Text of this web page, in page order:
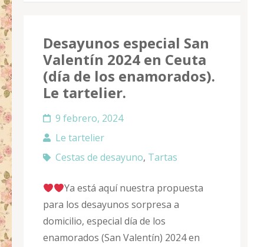
Desayunos especial San
Valentín 2024 en Ceuta
(día de los enamorados).
Le tartelier.
9 febrero, 2024
Le tartelier
Cestas de desayuno, Tartas
Ya está aquí nuestra propuesta
para los desayunos sorpresa a
domicilio, especial día de los
enamorados (San Valentín) 2024 en